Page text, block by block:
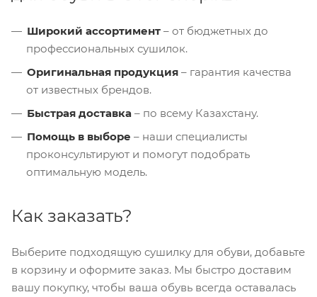
Широкий ассортимент – от бюджетных до
профессиональных сушилок.
Оригинальная продукция – гарантия качества
от известных брендов.
Быстрая доставка – по всему Казахстану.
Помощь в выборе – наши специалисты
проконсультируют и помогут подобрать
оптимальную модель.
Как заказать?
Выберите подходящую сушилку для обуви, добавьте
в корзину и оформите заказ. Мы быстро доставим
вашу покупку, чтобы ваша обувь всегда оставалась